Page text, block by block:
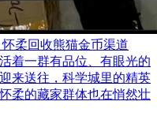
柔回收熊猫金币渠道
着一群有品位、有眼光的
来送往，科学城里的精英
柔的藏家群体也在悄然壮